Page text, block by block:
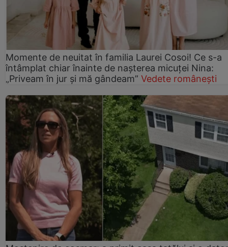
Momente de neuitat în familia Laurei Cosoi! Ce s-a
întâmplat chiar înainte de nașterea micuței Nina:
„Priveam în jur și mă gândeam” Vedete românești